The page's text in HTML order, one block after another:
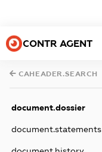
CONTR AGENT
CAHEADER.SEARCH
document.dossier
document.statements